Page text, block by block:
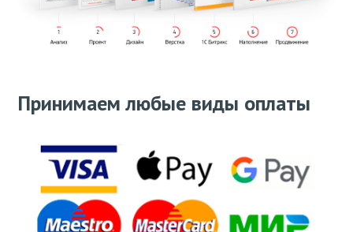
Принимаем любые виды оплаты